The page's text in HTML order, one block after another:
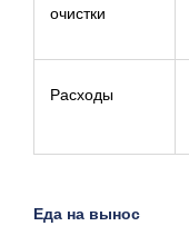
очистки
Расходы
Еда на вынос